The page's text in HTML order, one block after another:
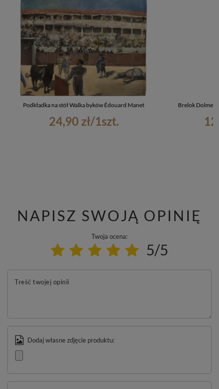
Podkładka na stół Walka byków Édouard Manet
24,90 zł/1szt.
Brelok Dolmen
NAPISZ SWOJĄ OPINIĘ
Twoja ocena:
5/5
Treść twojej opinii
Dodaj własne zdjęcie produktu: